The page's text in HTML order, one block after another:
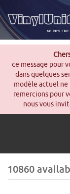
ce message pour
dans quelques
modèle actuel ne
remercions pour
nous vous
10860